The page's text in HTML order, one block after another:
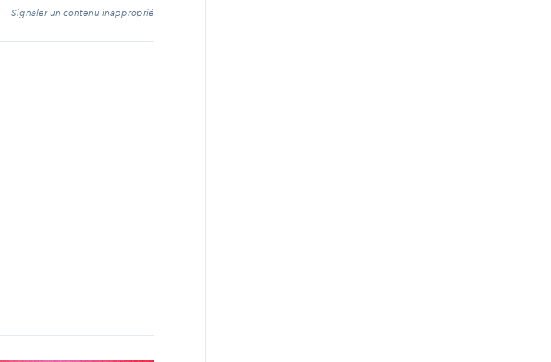
Signaler un contenu inapproprié